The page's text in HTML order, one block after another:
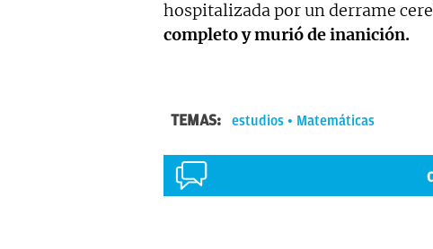
hospitalizada por un derrame
completo y murió de inanición.
TEMAS: estudios Matemáticas